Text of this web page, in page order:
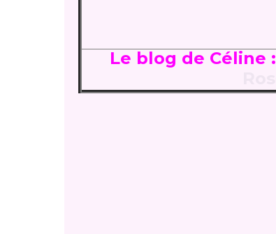
Le blog de Céline :